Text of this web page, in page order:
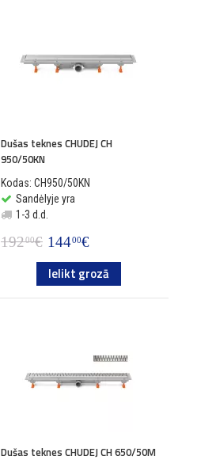
Dušas teknes CHUDEJ CH
950/50KN
Kodas: CH950/50KN
Sandėlyje yra
1-3 d.d.
19200€ 14400€
Ielikt grozā
Dušas teknes CHUDEJ CH 650/50M